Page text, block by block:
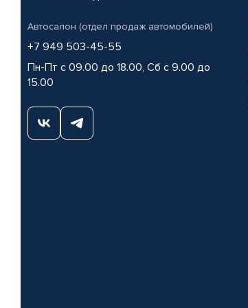
Автосалон (отдел продаж автомобилей)
+7 949 503-45-55
Пн-Пт с 09.00 до 18.00, Сб с 9.00 до
15.00